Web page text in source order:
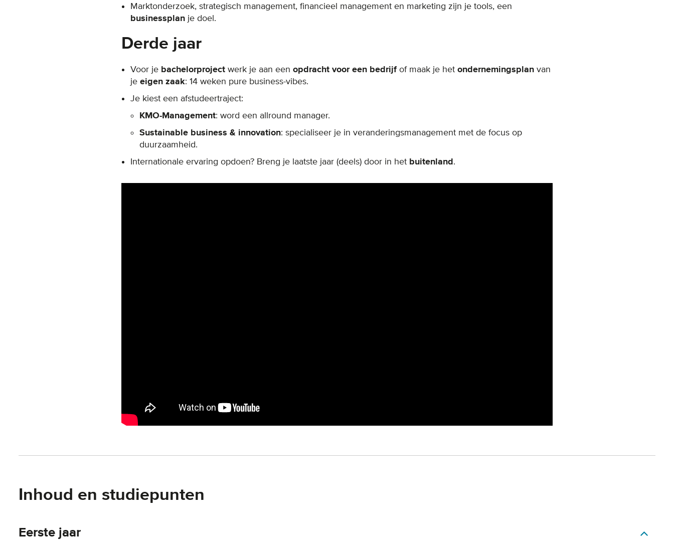
Marktonderzoek, strategisch management, financieel management en marketing zijn je tools, een
businessplan je doel.
Derde jaar
Voor je bachelorproject werk je aan een opdracht voor een bedrijfof maak je het ondernemingsplan van
je eigen zaak: 14 weken pure business-vibes.
Je kiest een afstudeertraject:
KMO-Management: word een allround manager.
Sustainable business & innovation: specialiseer je in veranderingsmanagement met de focus op
duurzaamheid.
Internationale ervaring opdoen? Breng je laatste jaar (deels) door in het buitenland.
Inhoud en studiepunten
Eerste jaar